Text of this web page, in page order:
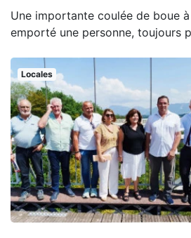
Une importante coulée de boue
emporté une personne, toujours
Locales